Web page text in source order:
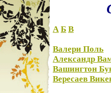
А Б В
Валери Поль
Александр
Вашингтон
Вересаев